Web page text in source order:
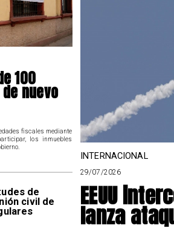
de
civil de
100
nuevo
fiscales mediante
los inmuebles
INTERNACIONAL
29/07/2026
EEUU
lanza